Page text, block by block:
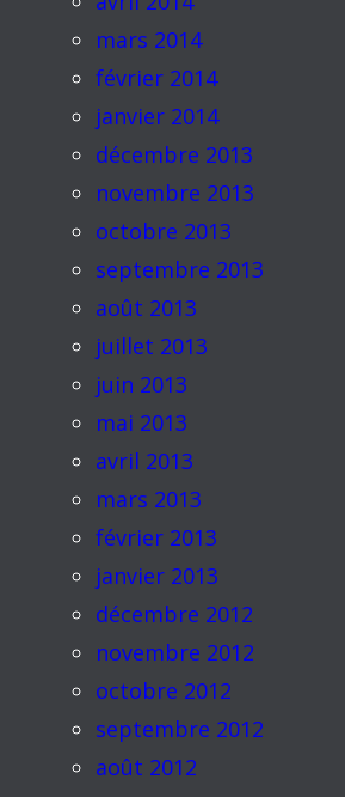
mars 2014
février 2014
janvier 2014
décembre 2013
novembre 2013
octobre 2013
septembre 2013
août 2013
juillet 2013
juin 2013
mai 2013
avril 2013
mars 2013
février 2013
janvier 2013
décembre 2012
novembre 2012
octobre 2012
septembre 2012
août 2012